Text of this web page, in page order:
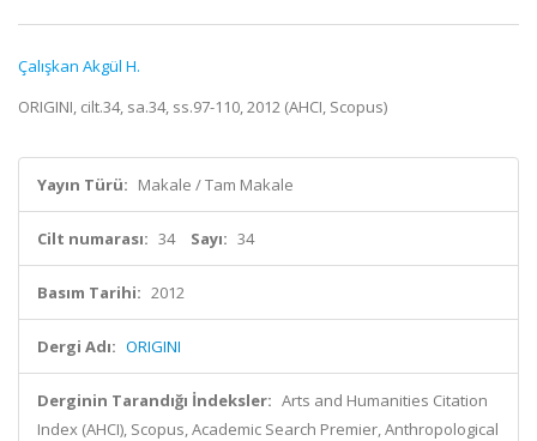
Çalışkan Akgül H.
ORIGINI, cilt.34, sa.34, ss.97-110, 2012 (AHCI, Scopus)
Yayın Türü: Makale / Tam Makale
Cilt numarası: 34 Sayı: 34
Basım Tarihi: 2012
Dergi Adı: ORIGINI
Derginin Tarandığı İndeksler: Arts and Humanities Citation
Index (AHCI), Scopus, Academic Search Premier, Anthropological